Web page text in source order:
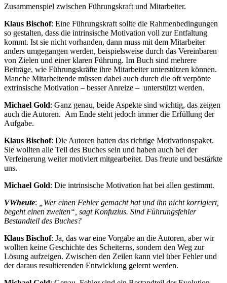
Zusammenspiel zwischen Führungskraft und Mitarbeiter.
Klaus Bischof: Eine Führungskraft sollte die Rahmenbedingungen
so gestalten, dass die intrinsische Motivation voll zur Entfaltung
kommt. Ist sie nicht vorhanden, dann muss mit dem Mitarbeiter
anders umgegangen werden, beispielsweise durch das Vereinbaren
von Zielen und einer klaren Führung. Im Buch sind mehrere
Beiträge, wie Führungskräfte ihre Mitarbeiter unterstützen können.
Manche Mitarbeitende müssen dabei auch durch die oft verpönte
extrinsische Motivation – besser Anreize – unterstützt werden.
Michael Gold: Ganz genau, beide Aspekte sind wichtig, das zeigen
auch die Autoren. Am Ende steht jedoch immer die Erfüllung der
Aufgabe.
Klaus Bischof: Die Autoren hatten das richtige Motivationspaket.
Sie wollten alle Teil des Buches sein und haben auch bei der
Verfeinerung weiter motiviert mitgearbeitet. Das freute und bestärkte
uns.
Michael Gold: Die intrinsische Motivation hat bei allen gestimmt.
VWheute: „Wer einen Fehler gemacht hat und ihn nicht korrigiert,
begeht einen zweiten“, sagt Konfuzius. Sind Führungsfehler
Bestandteil des Buches?
Klaus Bischof: Ja, das war eine Vorgabe an die Autoren, aber wir
wollten keine Geschichte des Scheiterns, sondern den Weg zur
Lösung aufzeigen. Zwischen den Zeilen kann viel über Fehler und
der daraus resultierenden Entwicklung gelernt werden.